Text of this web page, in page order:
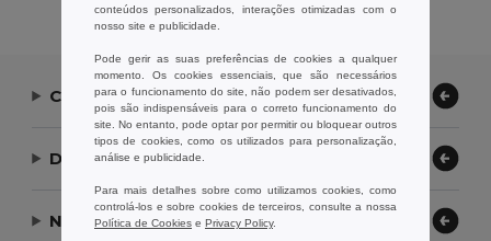
Contate-nos
Deixe-nos ajudar
Nossa Empresa
conteúdos personalizados, interações otimizadas com o
nosso site e publicidade.
Pode gerir as suas preferências de cookies a qualquer
momento. Os cookies essenciais, que são necessários
para o funcionamento do site, não podem ser desativados,
pois são indispensáveis para o correto funcionamento do
site. No entanto, pode optar por permitir ou bloquear outros
tipos de cookies, como os utilizados para personalização,
análise e publicidade.
Para mais detalhes sobre como utilizamos cookies, como
controlá-los e sobre cookies de terceiros, consulte a nossa
Política de Cookies e Privacy Policy.